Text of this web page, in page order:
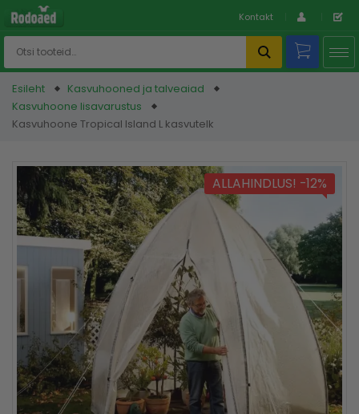
Kontakt
Esileht
Kasvuhooned ja talveaiad
Kasvuhoone lisavarustus
Kasvuhoone Tropical Island L kasvutelk
ALLAHINDLUS! -12%